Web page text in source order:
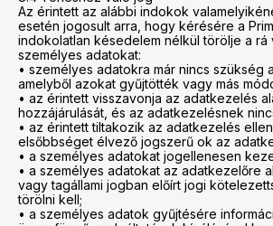
Az érintett az alábbi indokok
esetén jogosult arra, hogy kérésére a
indokolatlan késedelem nélkül törölje a rá
személyes adatokat:
• személyes adatokra már nincs szükség
amelyből azokat gyűjtötték vagy más
• az érintett visszavonja az adatkezelés
hozzájárulását, és az adatkezelésnek
• az érintett tiltakozik az adatkezelés
elsőbbséget élvező jogszerű ok az
• a személyes adatokat jogellenesen
• a személyes adatokat az adatkezelőre
vagy tagállami jogban előírt jogi
törölni kell;
• a személyes adatok gyűjtésére